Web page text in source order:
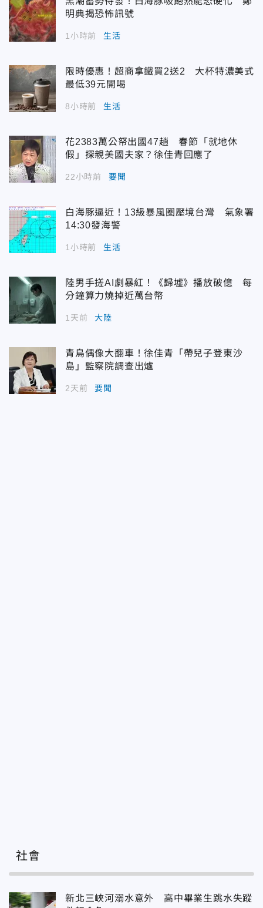
明典揭恐怖訊號
1小時前 生活
限時優惠！超商拿鐵買2送2 大杯特濃美式
最低39元開喝
8小時前 生活
花2383萬公帑出國47趟 春節「就地休
假」探親美國夫家？徐佳青回應了
22小時前 要聞
白海豚逼近！13級暴風圈壓境台灣 氣象署
14:30發海警
1小時前 生活
陸男手搓AI劇暴紅！《歸墟》播放破億 每
分鐘算力燒掉近萬台幣
1天前 大陸
青鳥偶像大翻車！徐佳青「帶兒子登東沙
島」監察院調查出爐
2天前 要聞
社會
新北三峽河溺水意外 高中畢業生跳水失蹤